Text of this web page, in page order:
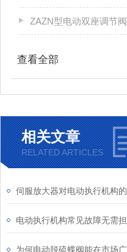
ZAZN型电动双座调节阀
查看全部
相关文章
RELATED ARTICLES